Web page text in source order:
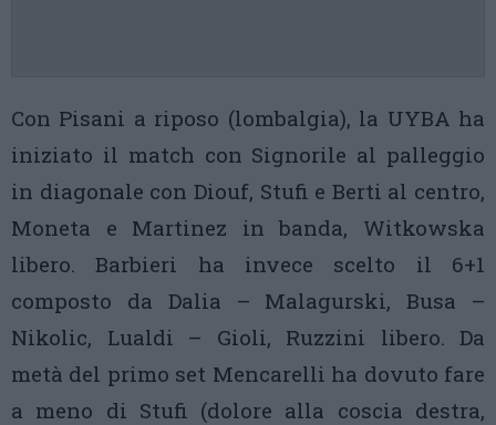
Con Pisani a riposo (lombalgia), la UYBA ha
iniziato il match con Signorile al palleggio
in diagonale con Diouf, Stufi e Berti al centro,
Moneta e Martinez in banda, Witkowska
libero. Barbieri ha invece scelto il 6+1
composto da Dalia – Malagurski, Busa –
Nikolic, Lualdi – Gioli, Ruzzini libero. Da
metà del primo set Mencarelli ha dovuto fare
a meno di Stufi (dolore alla coscia destra,